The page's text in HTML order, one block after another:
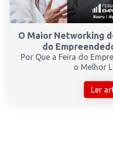
O Maior Networking
do
Por Que a Feira do
o Melhor
Ler